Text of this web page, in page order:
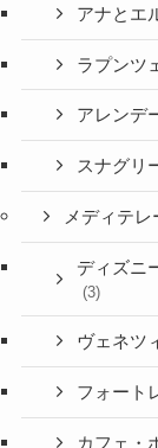
アナとエ
ラプンツ
アレンデ
スナグリ
メディテ
ディズニ
(3)
ヴェネツ
フォート
カフェ・